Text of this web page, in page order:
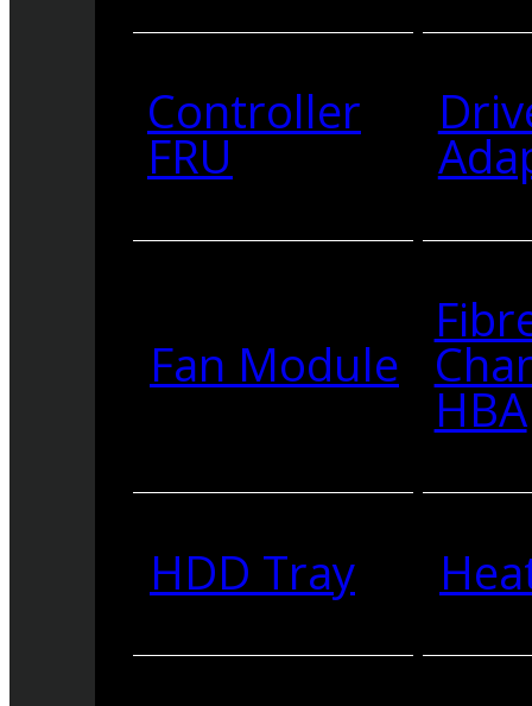
Controller
FRU
Fan Module
HBA
HDD Tray